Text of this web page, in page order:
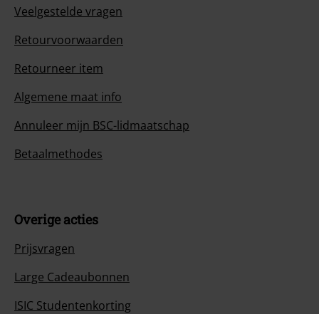
Veelgestelde vragen
Retourvoorwaarden
Retourneer item
Algemene maat info
Annuleer mijn BSC-lidmaatschap
Betaalmethodes
Overige acties
Prijsvragen
Large Cadeaubonnen
ISIC Studentenkorting